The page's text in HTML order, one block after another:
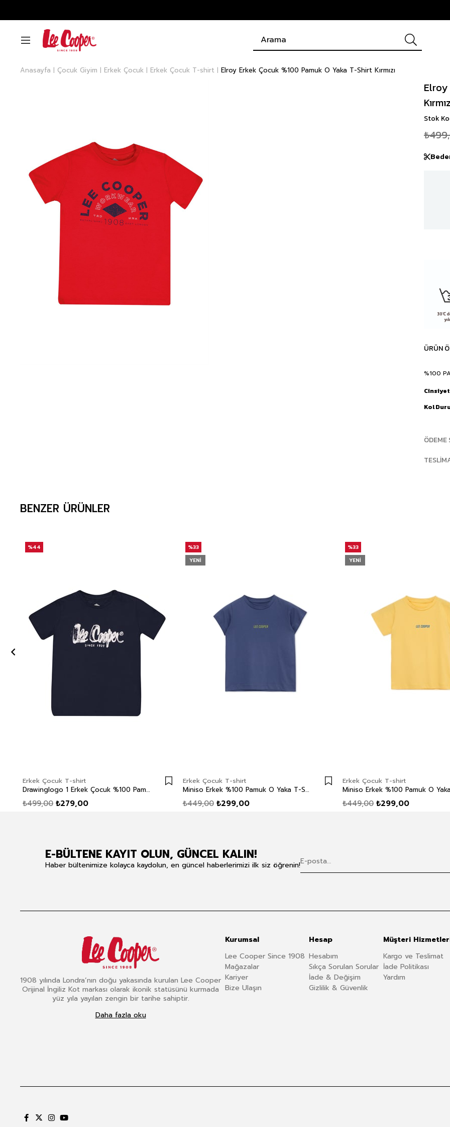
Anasayfa Çocuk Giyim Erkek Çocuk Erkek Çocuk T-shirt Elroy Erkek Çocuk %100 Pamuk O Yaka T-Shirt Kırmızı
Elroy
Stok
ÜRÜN
%100
Cinsiyet
Kol
ÖDEME
BENZER ÜRÜNLER
Erkek Çocuk T-shirt
Drawinglogo 1 Erkek Çocuk %100 Pamuk O Yaka T-Shirt Lacivert
₺279,00
₺499,00
%44
Erkek Çocuk T-shirt
Miniso Erkek %100 Pamuk O Yaka T-Shirt Lacivert
₺299,00
₺449,00
%33
YENI
Erkek Çocuk T-shirt
₺299,00
₺449,00
%33
YENI
E-BÜLTENE KAYIT OLUN, GÜNCEL KALIN!
Haber bültenimize kolayca kaydolun, en güncel haberlerimizi ilk siz öğrenin!
1908 yılında Londra’nın doğu yakasında kurulan Lee Cooper
Orijinal İngiliz Kot markası olarak ikonik statüsünü kurmada
yüz yıla yayılan zengin bir tarihe sahiptir.
Daha fazla oku
Kurumsal
Lee Cooper Since 1908
Mağazalar
Kariyer
Bize Ulaşın
Hesap
Hesabım
Sıkça Sorulan Sorular
İade & Değişim
Gizlilik & Güvenlik
Müşteri
Kargo ve Teslimat
İade Politikası
Yardım